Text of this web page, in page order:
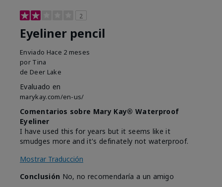
2
Eyeliner pencil
Enviado Hace 2 meses
por Tina
de Deer Lake
Evaluado en
marykay.com/en-us/
Comentarios sobre Mary Kay® Waterproof
Eyeliner
I have used this for years but it seems like it
smudges more and it's definately not waterproof.
Mostrar Traducción
Conclusión No, no recomendaría a un amigo